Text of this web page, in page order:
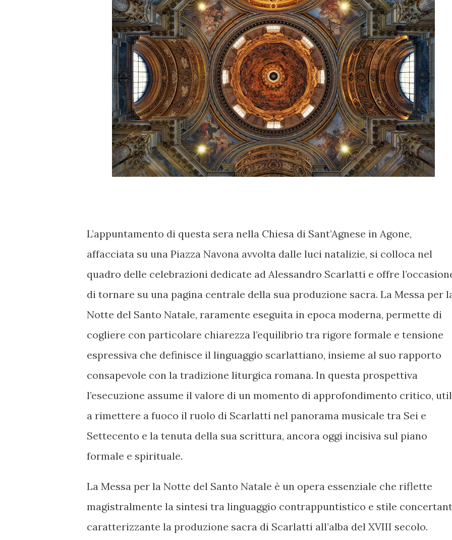
L’appuntamento di questa sera nella Chiesa di Sant’Agnese in Agone,
affacciata su una Piazza Navona avvolta dalle luci natalizie, si colloca nel
quadro delle celebrazioni dedicate ad Alessandro Scarlatti e offre
di tornare su una pagina centrale della sua produzione sacra. La Messa per
Notte del Santo Natale, raramente eseguita in epoca moderna, permette di
cogliere con particolare chiarezza l’equilibrio tra rigore formale e tensione
espressiva che definisce il linguaggio scarlattiano, insieme al suo rapporto
consapevole con la tradizione liturgica romana. In questa prospettiva
l’esecuzione assume il valore di un momento di approfondimento critico,
a rimettere a fuoco il ruolo di Scarlatti nel panorama musicale tra Sei e
Settecento e la tenuta della sua scrittura, ancora oggi incisiva sul piano
formale e spirituale.
La Messa per la Notte del Santo Natale è un opera essenziale che riflette
magistralmente la sintesi tra linguaggio contrappuntistico e stile
caratterizzante la produzione sacra di Scarlatti all’alba del XVIII secolo.